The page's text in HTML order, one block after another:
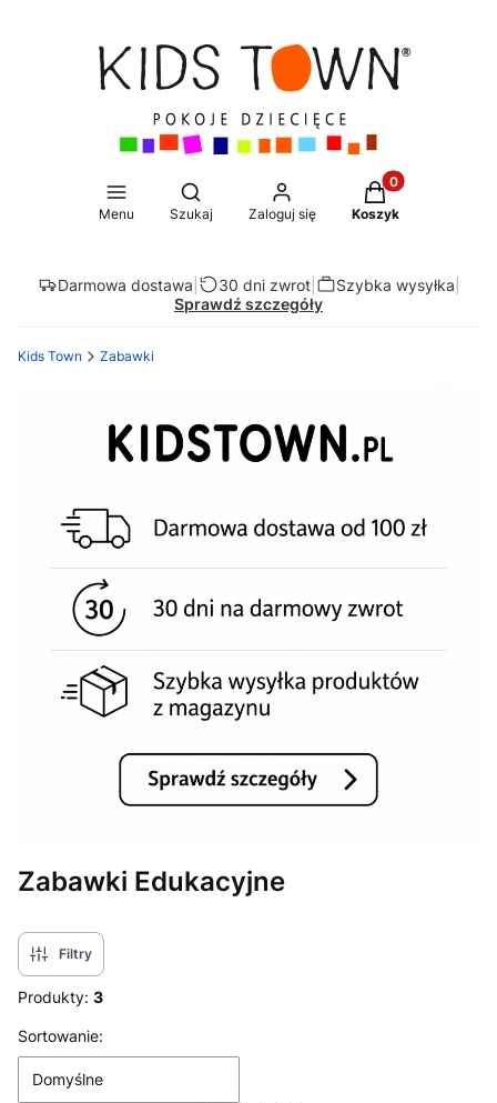
Menu
Otwórz wyszukiwarkę
Szukaj Zaloguj się
Produkty w
Koszyk
Darmowa dostawa 30 dni zwrot| Szybka wysyłka
Sprawdź szczegóły
Kids Town Zabawki
Zabawki Edukacyjne
Filtry
Produkty: 3
Lista produktów
Sortowanie:
Domyślne